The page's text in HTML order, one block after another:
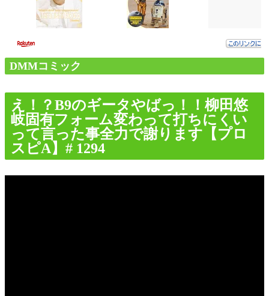
DMMコミック
え！？B9のギータやばっ！！柳田悠
岐固有フォーム変わって打ちにくい
って言った事全力で謝ります【プロ
スピA】# 1294